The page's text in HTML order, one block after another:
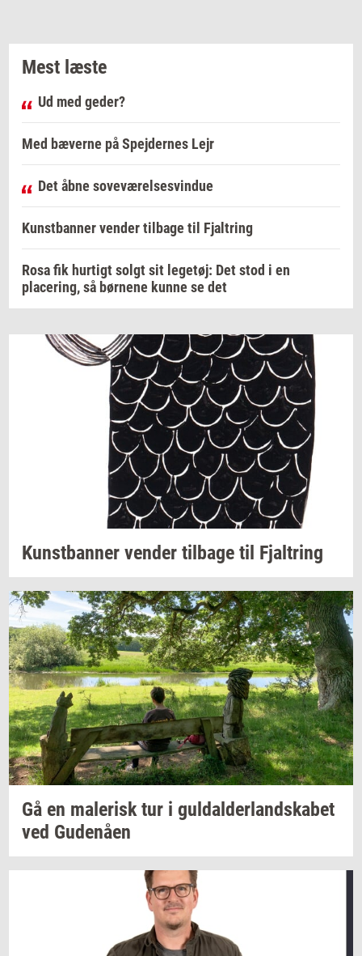
Mest læste
Ud med geder?
Med bæverne på Spejdernes Lejr
Det åbne soveværelsesvindue
Kunstbanner vender tilbage til Fjaltring
Rosa fik hurtigt solgt sit legetøj: Det stod i en
placering, så børnene kunne se det
Kunst­ban­ner ven­der til­ba­ge til Fjal­tring
Gå en ma­le­risktur i gul­dal­der­land­ska­bet
ved Gu­denå­en